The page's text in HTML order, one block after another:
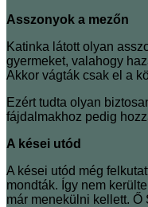
Asszonyok a mezőn
Katinka látott olyan
gyermeket, valahogy
Akkor vágták csak el a
Ezért tudta olyan
fájdalmakhoz pedig
A kései utód
A kései utód még
mondták. Így nem
már menekülni kellett.